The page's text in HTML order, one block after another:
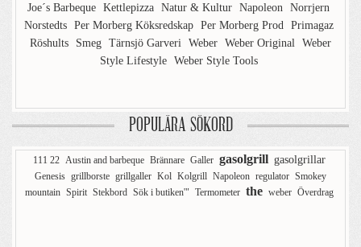
Joe´s Barbeque Kettlepizza Natur & Kultur Napoleon Norrjern
Norstedts Per Morberg Köksredskap Per Morberg Prod Primagaz
Röshults
Smeg Tärnsjö Garveri Weber Weber Original Weber
Style Lifestyle Weber Style Tools
POPULÄRA SÖKORD
111 22 Austin and barbeque Brännare Galler gasolgrill gasolgrillar
Genesis grillborste grillgaller Kol Kolgrill Napoleon regulator Smokey
mountain Spirit Stekbord Sök i butiken'" Termometer the weber Överdrag